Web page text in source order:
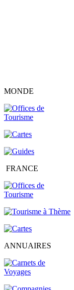
MONDE
FRANCE
ANNUAIRES